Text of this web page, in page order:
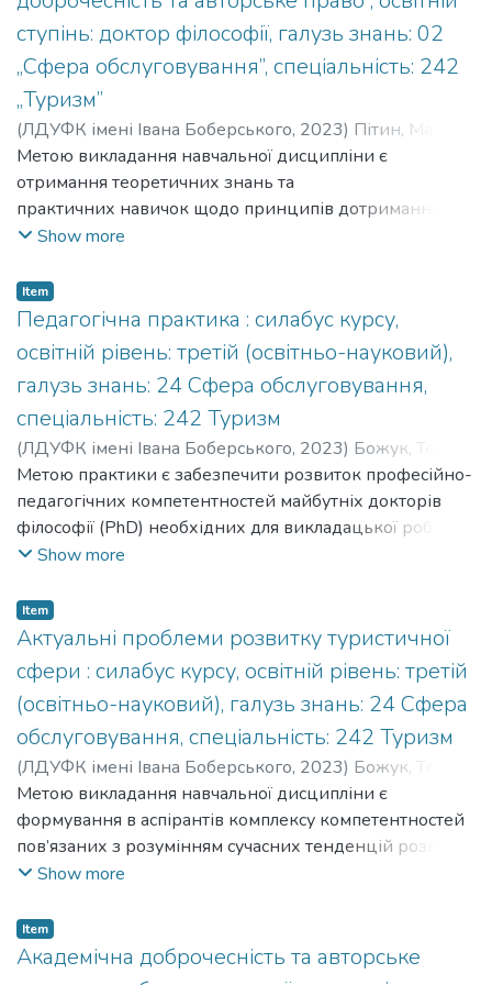
ступінь: доктор філософії, галузь знань: 02
„Сфера обслуговування”, спеціальність: 242
„Туризм”
(ЛДУФК імені Івана Боберського, 2023) Пітин, Мар'ян
Свістельник, Ірина; Pityn, Marian;Svistelnyk, Iryna
Метою викладання навчальної дисципліни є
отримання теоретичних знань та
практичних навичок щодо принципів дотримання
академічної доброчесності, інформаційної
цитування та покликання на інформаційні
джерела; системи законодавства у сфері авторського
права; загальних положень патентного
права. The purpose of teaching an academic discipline is to
acquire theoretical knowledge and
practical skills regarding the principles of compliance with
academic integrity, information
ethics; prevention of academic plagiarism; rules of citation
and citation for information
sources; systems of legislation in the field of copyright;
general patent provisions
Show more
Item
Педагогічна практика : силабус курсу,
освітній рівень: третій (освітньо-науковий),
галузь знань: 24 Сфера обслуговування,
спеціальність: 242 Туризм
(ЛДУФК імені Івана Боберського, 2023) Божук, Тетяна
Іванівна;Bozhuk, Tetiana Ivanivna; Кафедра туризму;
Kafedra turyzmu
Метою практики є забезпечити розвиток професійно-
педагогічних компетентностей майбутніх докторів
філософії (PhD) необхідних для викладацької роботи у
ЗВО, зокрема за спеціальністю 242 «Туризм». The
professional and pedagogical competences of future
doctors of philosophy (PhD) necessary for teaching work in
higher education institutions, in particular in the specialty
242 "Tourism".
Show more
Item
Актуальні проблеми розвитку туристичної
сфери : силабус курсу, освітній рівень: третій
(освітньо-науковий), галузь знань: 24 Сфера
обслуговування, спеціальність: 242 Туризм
(ЛДУФК імені Івана Боберського, 2023) Божук, Тетяна
Іванівна;Bozhuk, Tetiana Ivanivna;Кафедра туризму
Kafedra turyzmu
Метою викладання навчальної дисципліни є
формування в аспірантів комплексу компетентностей
пов’язаних з розумінням сучасних тенденцій розвитку
туристичної сфери в Україні та світі, виокремленням та
різних форм та видів туризму, стратегічним
управлінням туристичними системами на усіх
просторових рівнях. The purpose of teaching the
Show more
Item
Академічна доброчесність та авторське